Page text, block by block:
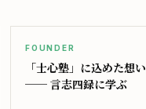
FOUNDER
「士心塾」に込めた想い
── 言志四録に学ぶ